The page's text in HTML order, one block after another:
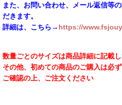
また、お問い合わせ、メール返信等
だきます。
詳細は、こちら→ https://
数量ごとのサイズは商品詳細に記載し
その他、初めての商品のご購入は必
ご確認の上、ご注文ください